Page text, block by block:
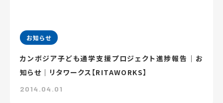
お知らせ
カンボジア子ども通学支援プロジェクト進捗報告｜お
知らせ｜リタワークス【RITAWORKS】
2014.04.01